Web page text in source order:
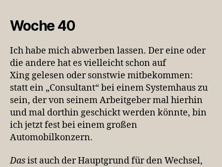
Woche 40
Ich habe mich abwerben lassen. Der eine oder
die andere hat es vielleicht schon auf
Xing gelesen oder sonstwie mitbekommen:
statt ein „Consultant“ bei einem Systemhaus zu
sein, der von seinem Arbeitgeber mal hierhin
und mal dorthin geschickt werden könnte, bin
ich jetzt fest bei einem großen
Automobilkonzern.
Dasist auch der Hauptgrund für den Wechsel,